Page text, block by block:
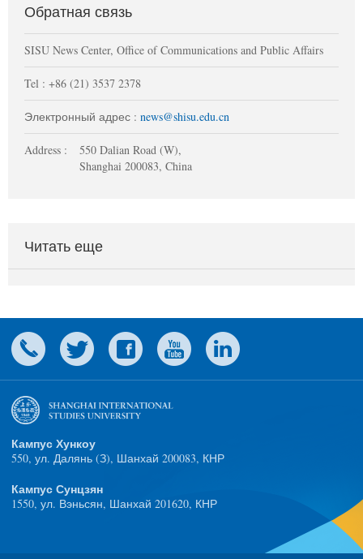
Обратная связь
SISU News Center, Office of Communications and Public Affairs
Tel : +86 (21) 3537 2378
Электронный адрес : news@shisu.edu.cn
Address :
550 Dalian Road (W),
Shanghai 200083, China
Читать еще
Кампус Хункоу
550, ул. Далянь (З), Шанхай 200083, КНР
Кампус Сунцзян
1550, ул. Вэньсян, Шанхай 201620, КНР